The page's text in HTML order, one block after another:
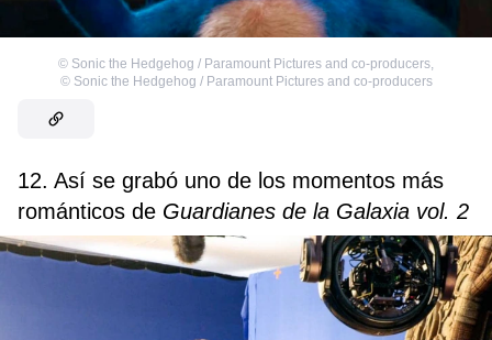
© Sonic the Hedgehog / Paramount Pictures and co-producers
© Sonic the Hedgehog / Paramount Pictures and co-producers
12. Así se grabó uno de los momentos más
románticos de Guardianes de la Galaxia vol. 2